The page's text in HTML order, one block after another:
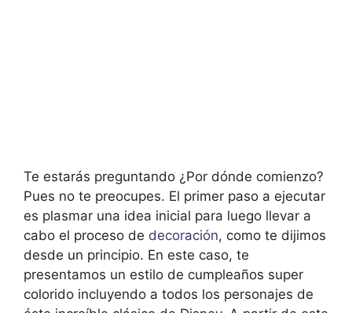
Te estarás preguntando ¿Por dónde comienzo?
Pues no te preocupes. El primer paso a ejecutar
es plasmar una idea inicial para luego llevar a
cabo el proceso de decoración, como te dijimos
desde un principio. En este caso, te
presentamos un estilo de cumpleaños super
colorido incluyendo a todos los personajes de